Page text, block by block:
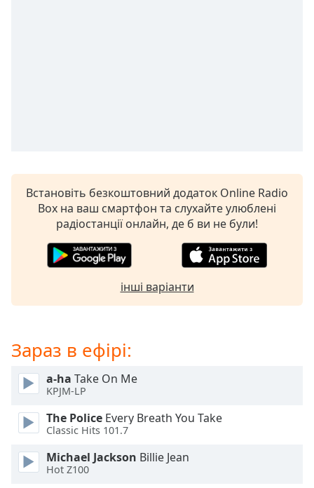
selected
Subtitles
subtitles
settings,
opens
dialog
selected
Audio
Track
Picture-
in-
Fullscreen
This
Встановіть безкоштовний додаток Online Radio
Box на ваш смартфон та слухайте улюблені
радіостанції онлайн, де б ви не були!
інші варіанти
Зараз в ефірі:
a-ha Take On Me
KPJM-LP
The Police Every Breath You Take
Classic Hits 101.7
Michael Jackson Billie Jean
Hot Z100